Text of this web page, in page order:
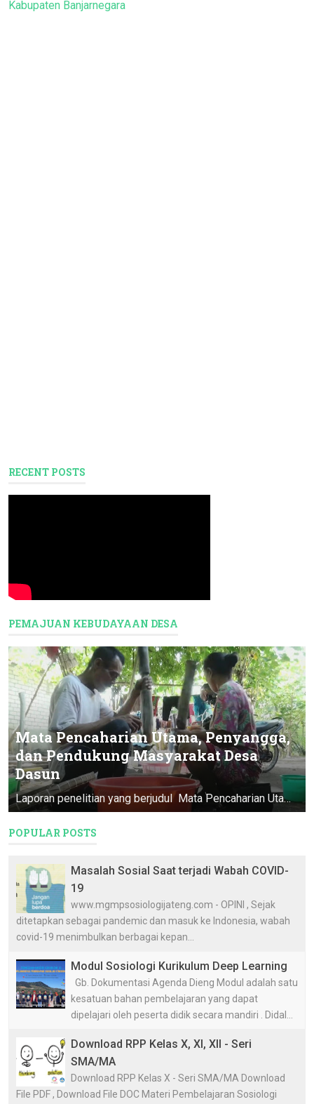
Kabupaten Banjarnegara
RECENT POSTS
PEMAJUAN KEBUDAYAAN DESA
Mata Pencaharian Utama, Penyangga,
dan Pendukung Masyarakat Desa
Dasun
Laporan penelitian yang berjudul Mata Pencaharian Utama, Penyangga, & Pendukung Masyarakat Desa Dasun ini merupakan Program Pendataan D...
POPULAR POSTS
Masalah Sosial Saat terjadi Wabah COVID-
19
www.mgmpsosiologijateng.com - OPINI , Sejak
ditetapkan sebagai pandemic dan masuk ke Indonesia, wabah
covid-19 menimbulkan berbagai kepan...
Modul Sosiologi Kurikulum Deep Learning
Gb. Dokumentasi Agenda Dieng Modul adalah satu
kesatuan bahan pembelajaran yang dapat
dipelajari oleh peserta didik secara mandiri . Didal...
Download RPP Kelas X, XI, XII - Seri
SMA/MA
Download RPP Kelas X - Seri SMA/MA Download
File PDF , Download File DOC Materi Pembelajaran Sosiologi